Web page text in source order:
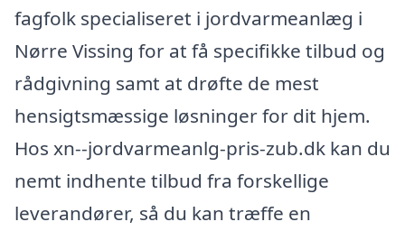
fagfolk specialiseret i jordvarmeanlæg i
Nørre Vissing for at få specifikke tilbud og
rådgivning samt at drøfte de mest
hensigtsmæssige løsninger for dit hjem.
Hos xn--jordvarmeanlg-pris-zub.dk kan du
nemt indhente tilbud fra forskellige
leverandører, så du kan træffe en